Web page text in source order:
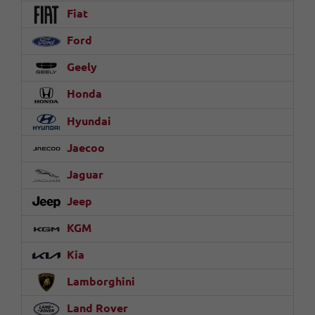
Fiat
Ford
Geely
Honda
Hyundai
Jaecoo
Jaguar
Jeep
KGM
Kia
Lamborghini
Land Rover